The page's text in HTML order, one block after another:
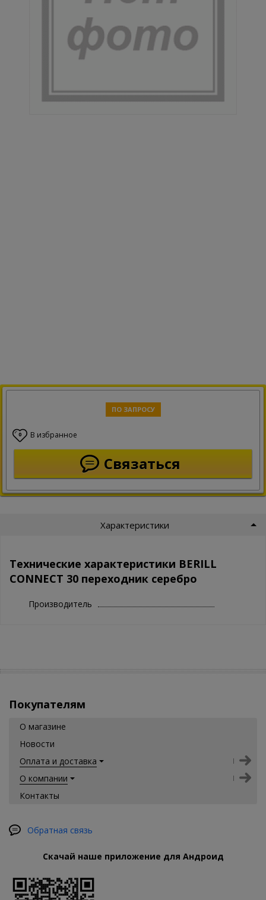
ПО ЗАПРОСУ
0 В избранное
Связаться
Характеристики
Технические характеристики BERILL
CONNECT 30 переходник серебро
Производитель
Покупателям
О магазине
Новости
Оплата и доставка
О компании
Контакты
Обратная связь
Скачай наше приложение для Андроид